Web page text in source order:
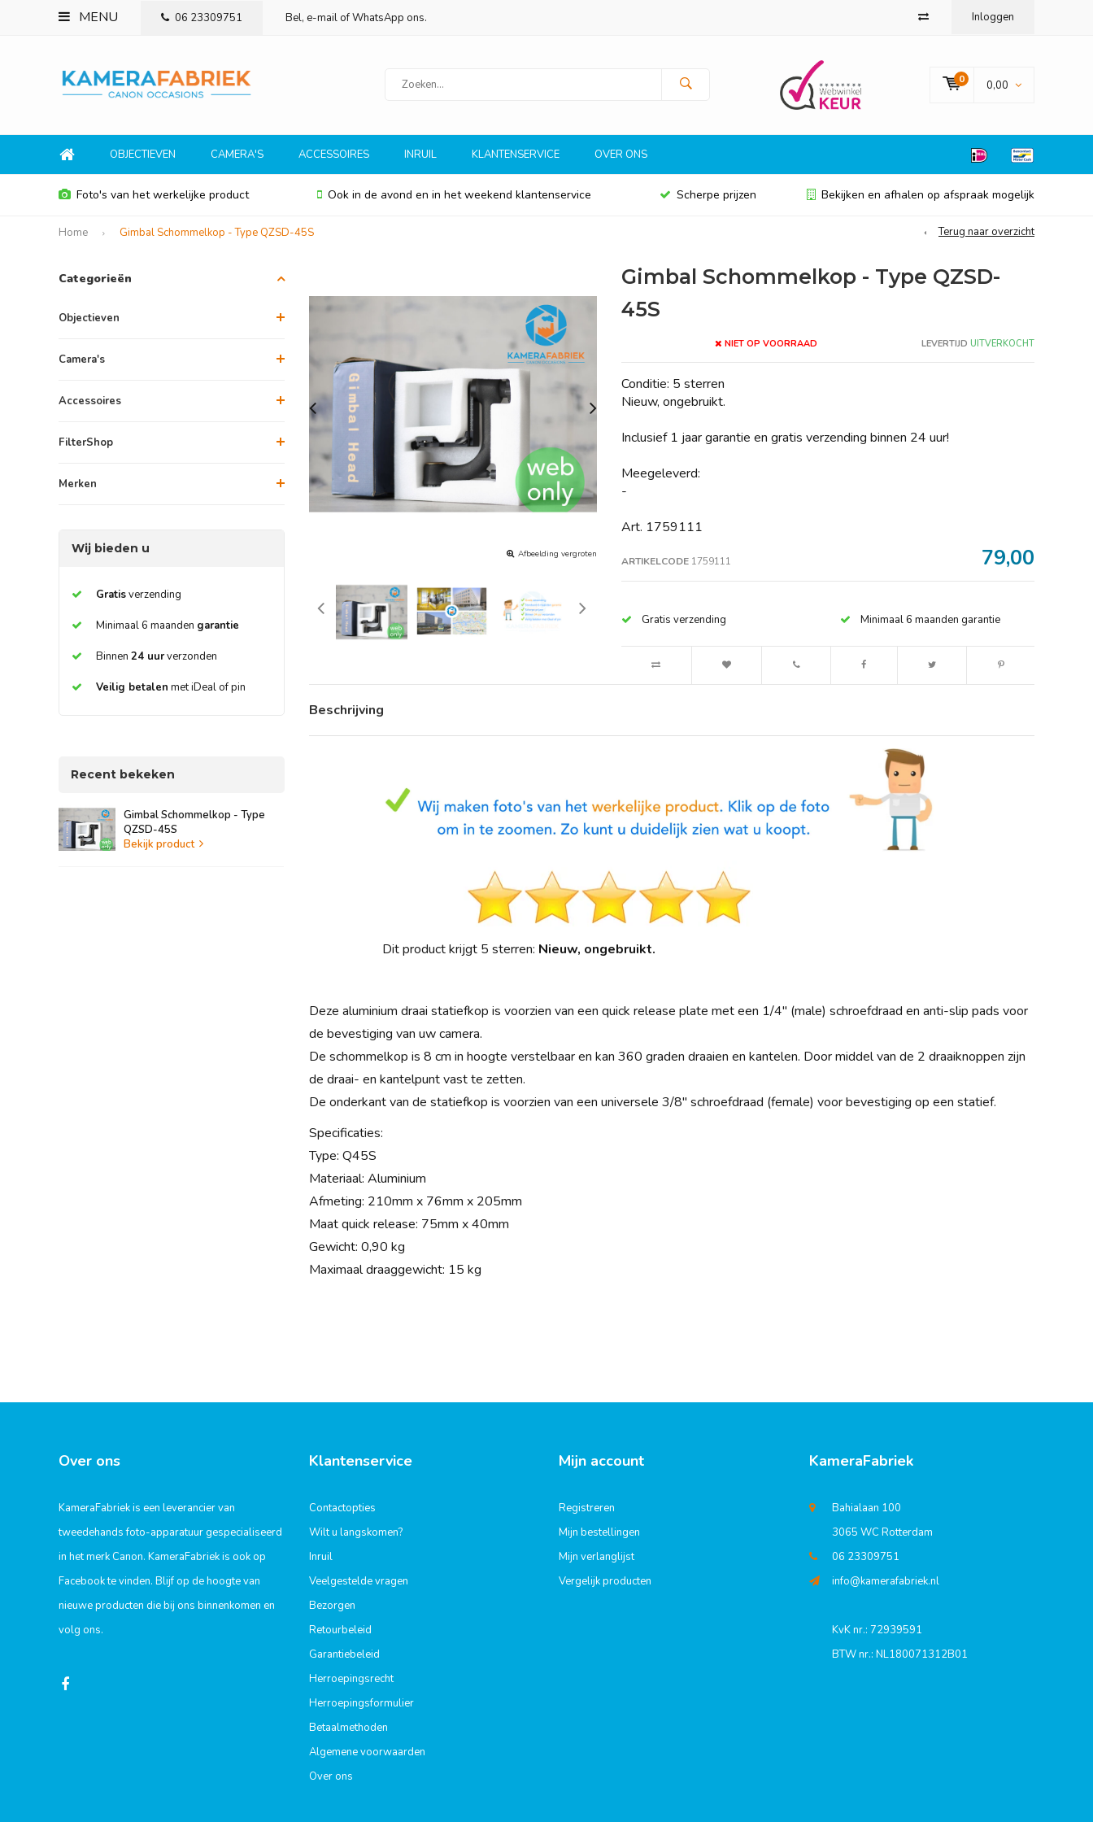
MENU 06 23309751 Bel, e-mail of WhatsApp ons. Inloggen
0 0,00
OBJECTIEVEN CAMERA'S ACCESSOIRES INRUIL KLANTENSERVICE OVER ONS
Foto's van het werkelijke product Ook in de avond en in het weekend klantenservice Scherpe prijzen Bekijken en afhalen op afspraak mogelijk
Home Gimbal Schommelkop - Type QZSD-45S Terug naar overzicht
Categorieën
Objectieven
Camera's
Accessoires
FilterShop
Merken
Wij bieden u
Gratisverzending
Minimaal 6 maanden garantie
Binnen 24 uurverzonden
Veilig betalen met iDeal of pin
Recent bekeken
Gimbal Schommelkop - Type
QZSD-45S
Bekijk product
Afbeelding vergroten
Gimbal Schommelkop - Type QZSD-
45S
NIET OP VOORRAAD LEVERTIJD UITVERKOCHT
Conditie: 5 sterren
Nieuw, ongebruikt.
Inclusief 1 jaar garantie en gratis verzending binnen 24 uur!
Meegeleverd:
-
Art. 1759111
ARTIKELCODE1759111 79,00
Gratis verzending Minimaal 6 maanden garantie
Beschrijving
Dit product krijgt 5 sterren: Nieuw, ongebruikt.
Deze aluminium draai statiefkop is voorzien van een quick release plate met een 1/4" (male) schroefdraad en anti-slip pads voor
de bevestiging van uw camera.
De schommelkop is 8 cm in hoogte verstelbaar en kan 360 graden draaien en kantelen. Door middel van de 2 draaiknoppen zijn
de draai- en kantelpunt vast te zetten.
De onderkant van de statiefkop is voorzien van een universele 3/8" schroefdraad (female) voor bevestiging op een statief.
Specificaties:
Type: Q45S
Materiaal: Aluminium
Afmeting: 210mm x 76mm x 205mm
Maat quick release: 75mm x 40mm
Gewicht: 0,90 kg
Maximaal draaggewicht: 15 kg
Over ons
KameraFabriek is een leverancier van
tweedehands foto-apparatuur gespecialiseerd
in het merk Canon. KameraFabriek is ook op
Facebook te vinden. Blijf op de hoogte van
nieuwe producten die bij ons binnenkomen en
volg ons.
Klantenservice
Contactopties
Wilt u langskomen?
Inruil
Veelgestelde vragen
Bezorgen
Retourbeleid
Garantiebeleid
Herroepingsrecht
Herroepingsformulier
Betaalmethoden
Algemene voorwaarden
Over ons
Mijn account
Registreren
Mijn bestellingen
Mijn verlanglijst
Vergelijk producten
KameraFabriek
Bahialaan 100
3065 WC Rotterdam
06 23309751
info@kamerafabriek.nl
KvK nr.: 72939591
BTW nr.: NL180071312B01